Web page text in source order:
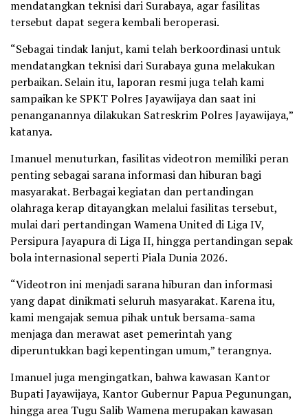
mendatangkan teknisi dari Surabaya, agar fasilitas
tersebut dapat segera kembali beroperasi.
“Sebagai tindak lanjut, kami telah berkoordinasi untuk
mendatangkan teknisi dari Surabaya guna melakukan
perbaikan. Selain itu, laporan resmi juga telah kami
sampaikan ke SPKT Polres Jayawijaya dan saat ini
penanganannya dilakukan Satreskrim Polres Jayawijaya,”
katanya.
Imanuel menuturkan, fasilitas videotron memiliki peran
penting sebagai sarana informasi dan hiburan bagi
masyarakat. Berbagai kegiatan dan pertandingan
olahraga kerap ditayangkan melalui fasilitas tersebut,
mulai dari pertandingan Wamena United di Liga IV,
Persipura Jayapura di Liga II, hingga pertandingan sepak
bola internasional seperti Piala Dunia 2026.
“Videotron ini menjadi sarana hiburan dan informasi
yang dapat dinikmati seluruh masyarakat. Karena itu,
kami mengajak semua pihak untuk bersama-sama
menjaga dan merawat aset pemerintah yang
diperuntukkan bagi kepentingan umum,” terangnya.
Imanuel juga mengingatkan, bahwa kawasan Kantor
Bupati Jayawijaya, Kantor Gubernur Papua Pegunungan,
hingga area Tugu Salib Wamena merupakan kawasan